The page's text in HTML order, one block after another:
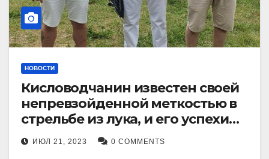
НОВОСТИ
Кисловодчанин известен своей
непревзойденной меткостью в
стрельбе из лука, и его успехи
прославили его в
Ставропольском крае.
ИЮЛ 21, 2023 0 COMMENTS